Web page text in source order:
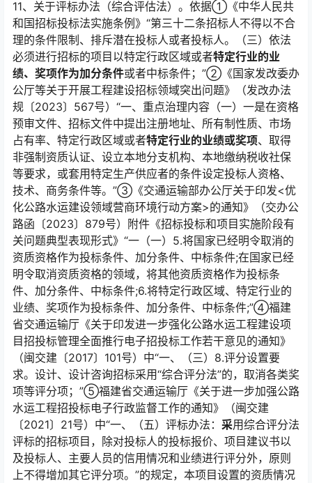
11、 关于评标办法（综合评估法）。依据①《中华人民共
和国招标投标法实施条例》“第三十二条招标人不得以不合
理的条件限制、排斥潜在投标人或者投标人。（三）依法
必须进行招标的项目以特定行政区域或者特定行业的业
绩、奖项作为加分条件或者中标条件；”②《国家发改委办
公厅等关于开展工程建设招标领域突出问题》（发改办法
规〔2023〕567号）“一、重点治理内容（一）一是在资格
预审文件、招标文件中提出注册地址、所有制性质、市场
占有率、特定行政区域或者特定行业的业绩或奖项、取得
非强制资质认证、设立本地分支机构、本地缴纳税收社保
等要求，或套用特定生产供应者的条件设定投标人资格、
技术、商务条件等。”③《交通运输部办公厅关于印发<优
化公路水运建设领域营商环境行动方案>的通知》（交办公
路函〔2023〕879号）附件《招标投标和项目实施阶段有
关问题典型表现形式》“一（一）5.将国家已经明令取消的
资质资格作为投标条件、加分条件、中标条件;在国家已经
明令取消资质资格的领域，将其他资质资格作为投标条
件、加分条件、中标条件;6.将特定行政区域、特定行业的
业绩、奖项作为投标条件、加分条件、中标条件;”④福建
省交通运输厅《关于印发进一步强化公路水运工程建设项
目招投标管理全面推行电子招投标工作若干意见的通知》
（闽交建〔2017〕101号）中“一、（三）8.评分设置要
求。设计、设计咨询招标采用“综合评分法”的，取消各类奖
项等评分项；”⑤福建省交通运输厅《关于进一步加强公路
水运工程招投标电子行政监督工作的通知》（闽交建
〔2021〕21号）中“一、（五）评标办法： 采用综合评分法
评标的招标项目，除对投标人的投标报价、项目建议书以
及投标人、主要人员的信用情况和业绩进行评分外，原则
上不得增加其它评分项。”的规定，本项目设置的资质情况